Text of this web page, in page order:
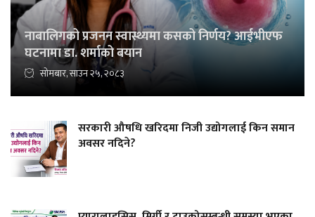
नाबालिगको प्रजनन स्वास्थ्यमा कसको निर्णय? आईभीएफ
घटनामा डा. शर्माको बयान
सोमबार, साउन २५, २०८३
सरकारी औषधि खरिदमा निजी उद्योगलाई किन समान
अवसर नदिने?